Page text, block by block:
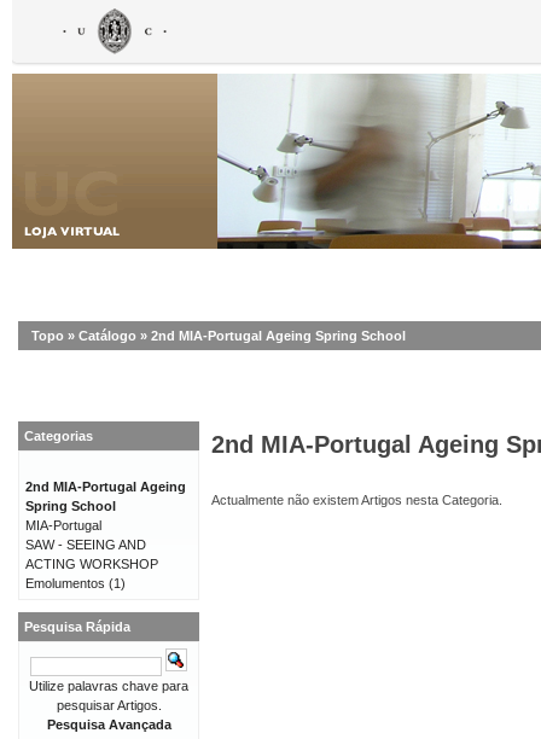
Topo » Catálogo » 2nd MIA-Portugal Ageing Spring School
2nd MIA-Portugal Ageing
Actualmente não existem Artigos nesta Categoria.
Categorias
2nd MIA-Portugal Ageing
Spring School
MIA-Portugal
SAW - SEEING AND
ACTING WORKSHOP
Emolumentos (1)
Pesquisa Rápida
Utilize palavras chave para
pesquisar Artigos.
Pesquisa Avançada